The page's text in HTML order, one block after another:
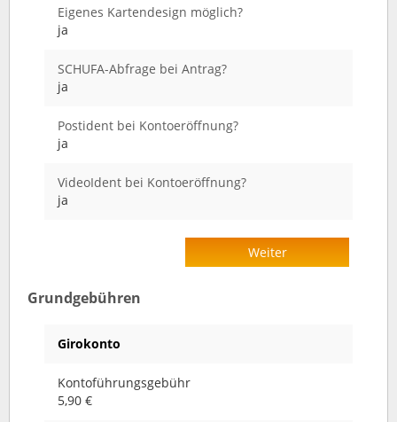
Eigenes Kartendesign möglich?
ja
SCHUFA-Abfrage bei Antrag?
ja
Postident bei Kontoeröffnung?
ja
VideoIdent bei Kontoeröffnung?
ja
Weiter
Grundgebühren
Girokonto
Kontoführungsgebühr
5,90 €